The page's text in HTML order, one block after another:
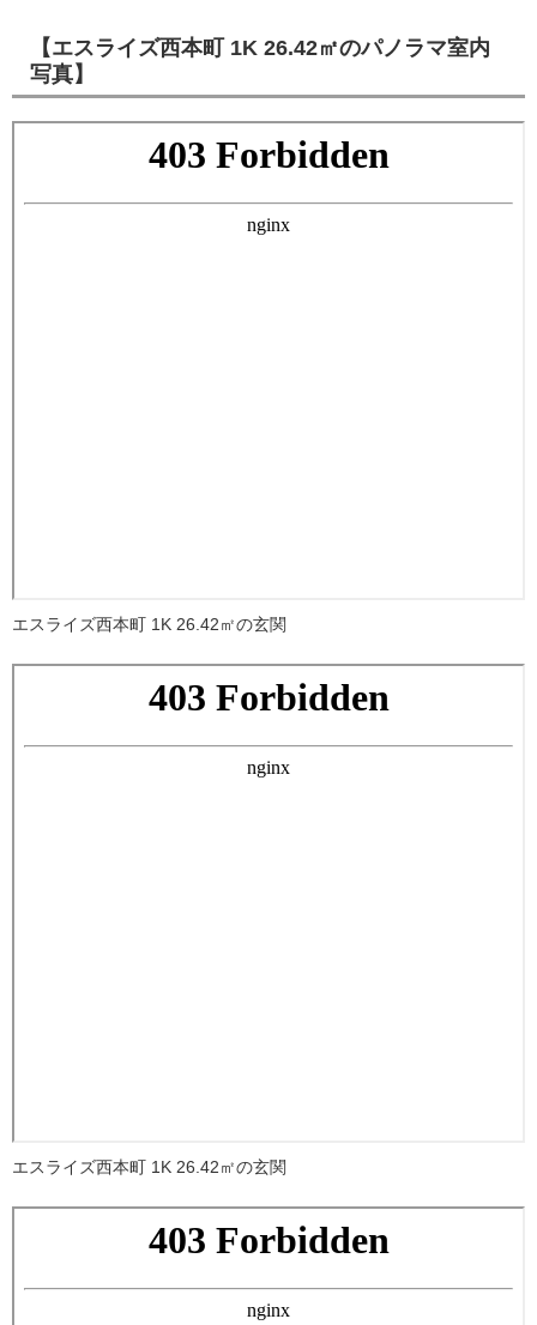
【エスライズ西本町 1K 26.42㎡のパノラマ室内
写真】
エスライズ西本町 1K 26.42㎡の玄関
エスライズ西本町 1K 26.42㎡の玄関